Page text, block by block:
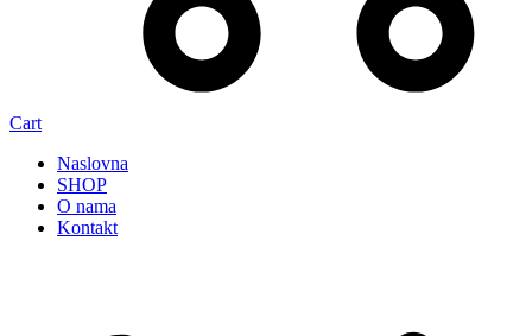
Cart
Naslovna
SHOP
O nama
Kontakt